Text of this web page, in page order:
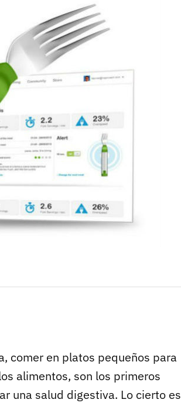
comer en platos pequeños para
alimentos, son los primeros
una salud digestiva. Lo cierto es